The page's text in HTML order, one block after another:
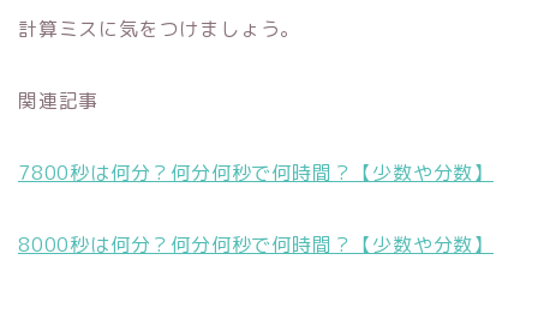
計算ミスに気をつけましょう。
関連記事
7800秒は何分？何分何秒で何時間？【少数や分数】
8000秒は何分？何分何秒で何時間？【少数や分数】